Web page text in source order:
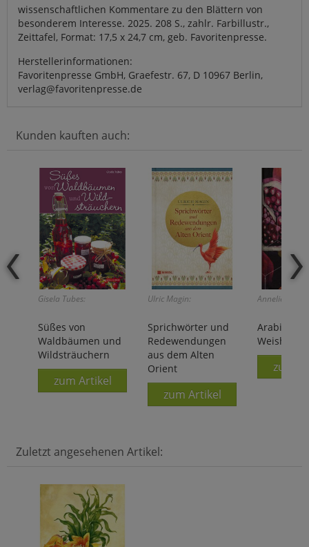
wissenschaftlichen Kommentare zu den Blättern von
besonderem Interesse. 2025. 208 S., zahlr. Farbillustr.,
Zeittafel, Format: 17,5 x 24,7 cm, geb. Favoritenpresse.
Herstellerinformationen:
Favoritenpresse GmbH, Graefestr. 67, D 10967 Berlin,
verlag@favoritenpresse.de
Kunden kauften auch:
Gisela Tubes:
Süßes von
Waldbäumen und
Wildsträuchern
zum Artikel
Ulric Magin:
Sprichwörter und
Redewendungen
aus dem Alten
Orient
zum Artikel
Anneliese
Arabische
Weisheiten
zum
Zuletzt angesehenen Artikel: